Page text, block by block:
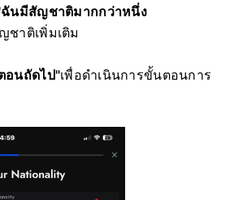
นมีสัญชาติมากกว่าหนึ่ง
ชาติเพิ่มเติม
อนถัดไป"เพื่อดำเนินการขั้นตอนการ